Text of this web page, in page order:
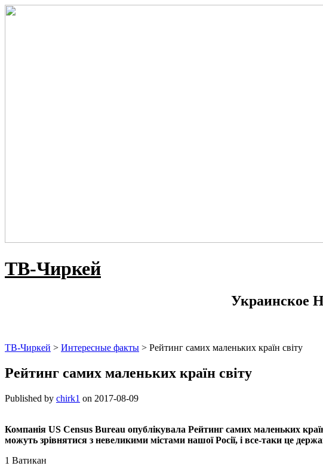
ТВ-Чиркей
Украинское
ТВ-Чиркей > Интересные факты > Рейтинг самих маленьких країн світу
Рейтинг самих маленьких країн світу
Published by chirk1 on 2017-08-09
Компанія US Census Bureau опублікувала Рейтинг самих маленьких
можуть зрівнятися з невеликими містами нашої Росії, і все-таки це
1 Ватикан